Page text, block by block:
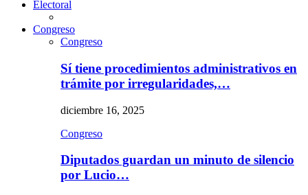
Electoral
Congreso
Congreso
Sí tiene procedimientos administrativos en
trámite por irregularidades,…
diciembre 16, 2025
Congreso
Diputados guardan un minuto de silencio
por Lucio…